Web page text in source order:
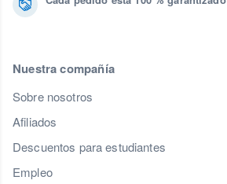
Nuestra compañía
Sobre nosotros
Afiliados
Descuentos para estudiantes
Empleo